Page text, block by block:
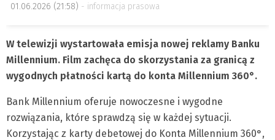
01.06.2026 (21:58) informacja prasowa
W telewizji wystartowała emisja nowej reklamy Banku
Millennium. Film zachęca do skorzystania za granicą z
wygodnych płatności kartą do konta Millennium 360°.
Bank Millennium oferuje nowoczesne i wygodne
rozwiązania, które sprawdzą się w każdej sytuacji.
Korzystając z karty debetowej do Konta Millennium 360°,